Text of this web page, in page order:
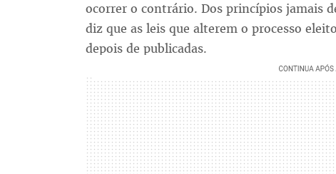
ocorrer o contrário. Dos princípios jamais
diz que as leis que alterem o processo
depois de publicadas.